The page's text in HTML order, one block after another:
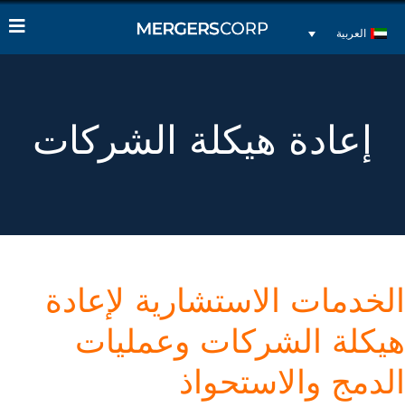
العربية
إعادة هيكلة الشركات
الخدمات الاستشارية لإعادة
هيكلة الشركات وعمليات
الدمج والاستحواذ